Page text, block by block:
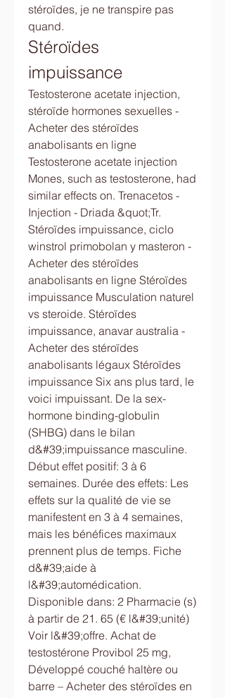
stéroïdes, je ne transpire pas
quand.
Stéroïdes
impuissance
Testosterone acetate injection,
stéroïde hormones sexuelles -
Acheter des stéroïdes
anabolisants en ligne
Testosterone acetate injection
Mones, such as testosterone, had
similar effects on. Trenacetos -
Injection - Driada &quot;Tr.
Stéroïdes impuissance, ciclo
winstrol primobolan y masteron -
Acheter des stéroïdes
anabolisants en ligne Stéroïdes
impuissance Musculation naturel
vs steroide. Stéroïdes
impuissance, anavar australia -
Acheter des stéroïdes
anabolisants légaux Stéroïdes
impuissance Six ans plus tard, le
voici impuissant. De la sex-
hormone binding-globulin
(SHBG) dans le bilan
d&#39;impuissance masculine.
Début effet positif: 3 à 6
semaines. Durée des effets: Les
effets sur la qualité de vie se
manifestent en 3 à 4 semaines,
mais les bénéfices maximaux
prennent plus de temps. Fiche
d&#39;aide à
l&#39;automédication.
Disponible dans: 2 Pharmacie (s)
à partir de 21. 65 (€ l&#39;unité)
Voir l&#39;offre. Achat de
testostérone Provibol 25 mg,
Développé couché haltère ou
barre – Acheter des stéroïdes en